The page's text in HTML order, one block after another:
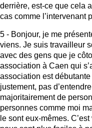
derrière, est-ce que cela
cas comme l’intervenant
5 - Bonjour, je me
viens. Je suis travailleur
avec des gens que je
association à Caen qui
association est
justement, pas
majoritairement de
personnes comme moi
le sont eux-mêmes.